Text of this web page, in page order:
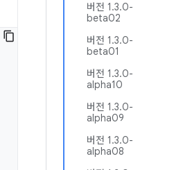
버전 1.3.0-
beta02
버전 1.3.0-
beta01
버전 1.3.0-
alpha10
버전 1.3.0-
alpha09
버전 1.3.0-
alpha08